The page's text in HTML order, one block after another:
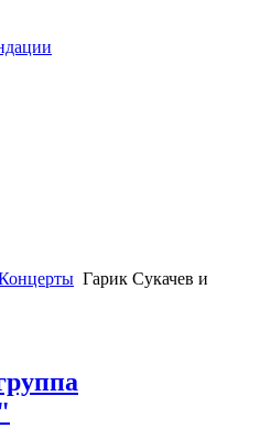
Гарик Сукачев и